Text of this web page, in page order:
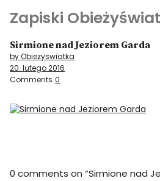
Zapiski
Podróże
Kultura i sztuka
Kątem oka
Sirmione nad Jeziorem Garda
by Obiezyswiatka
20. lutego 2016
Comments 0
0 comments on “Sirmione nad